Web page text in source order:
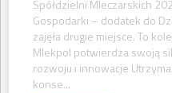
Spółdzielni Mleczarskich
Gospodarki – dodatek do
zajęła drugie miejsce. To
Mlekpol potwierdza swoją
rozwoju i innowacje
konse...